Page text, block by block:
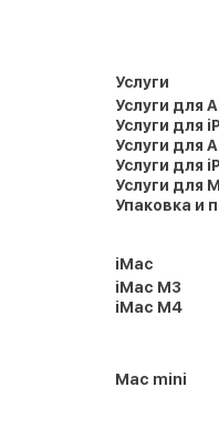
Услуги
Услуги для
Услуги для
Услуги для
Услуги для
Услуги для
Упаковка и
iMac
iMac M3
iMac M4
Mac mini